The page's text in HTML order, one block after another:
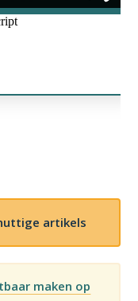
artikels
maken op